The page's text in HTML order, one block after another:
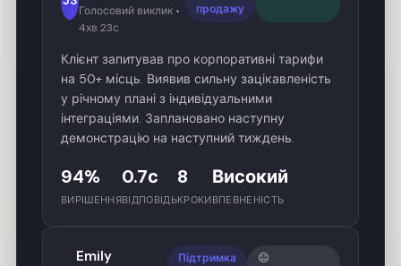
Голосовий виклик •
4хв 23с
продажу
Клієнт запитував про корпоративні тарифи
на 50+ місць. Виявив сильну зацікавленість
у річному плані з індивідуальними
інтеграціями. Заплановано наступну
демонстрацію на наступний тиждень.
94%
ВИРІШЕННЯ
0.7с
ВІДПОВІДЬ
8
КРОКИ
Високий
ВПЕВНЕНІСТЬ
Emily
Підтримка
😐